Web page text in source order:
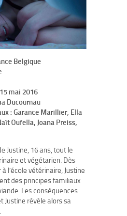
Belgique
mai 2016
Ducournau
: Garance Marillier, Ella
Oufella, Joana Preiss,
Justine, 16 ans, tout le
et végétarien. Dès
l’école vétérinaire, Justine
des principes familiaux
Les conséquences
Justine révèle alors sa